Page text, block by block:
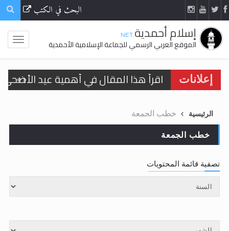
البحث في الكتب
إسلام أحمدية.NET
الموقع العربي الرسمي للجماعة الإسلامية الأحمدية
إعلانات
اقرأ هذا المقال في أهمية عيد
تعميم هامّ لأفراد الجماعة >> المزيد
تعميم هامّ لأفراد الجماعة >> المزيد
الرئيسية خطب الجمعة
خطب الجمعة
تصفية قائمة المحتويات